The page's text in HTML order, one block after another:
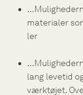
materialer
ler
lang levetid
værktøjet.